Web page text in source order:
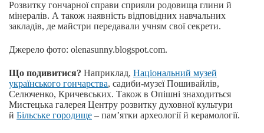
Розвитку гончарної справи сприяли родовища глини й
мінералів. А також наявність відповідних навчальних
закладів, де майстри передавали учням свої секрети.
Джерело фото: olenasunny.blogspot.com.
Що подивитися? Наприклад, Національний музей
українського гончарства, садиби-музеї Пошивайлів,
Селюченко, Кричевських. Також в Опішні знаходиться
Мистецька галерея Центру розвитку духовної культури
й Більське городище – пам’ятки археології й керамології.